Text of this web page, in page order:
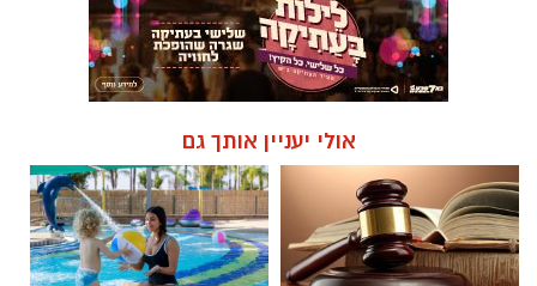
אולי יעניין אותך גם